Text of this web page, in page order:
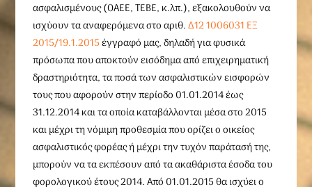
ασφαλισμένους (ΟΑΕΕ, ΤΕΒΕ, κ.λπ.), εξακολουθούν να
ισχύουν τα αναφερόμενα στο αριθ.Δ12 1006031 ΕΞ
2015/19.1.2015έγγραφό μας, δηλαδή για φυσικά
πρόσωπα που αποκτούν εισόδημα από επιχειρηματική
δραστηριότητα, τα ποσά των ασφαλιστικών εισφορών
τους που αφορούν στην περίοδο 01.01.2014 έως
31.12.2014 και τα οποία καταβάλλονται μέσα στο 2015
και μέχρι τη νόμιμη προθεσμία που ορίζει ο οικείος
ασφαλιστικός φορέας ή μέχρι την τυχόν παράτασή της,
μπορούν να τα εκπέσουν από τα ακαθάριστα έσοδα του
φορολογικού έτους 2014. Από 01.01.2015 θα ισχύει ο